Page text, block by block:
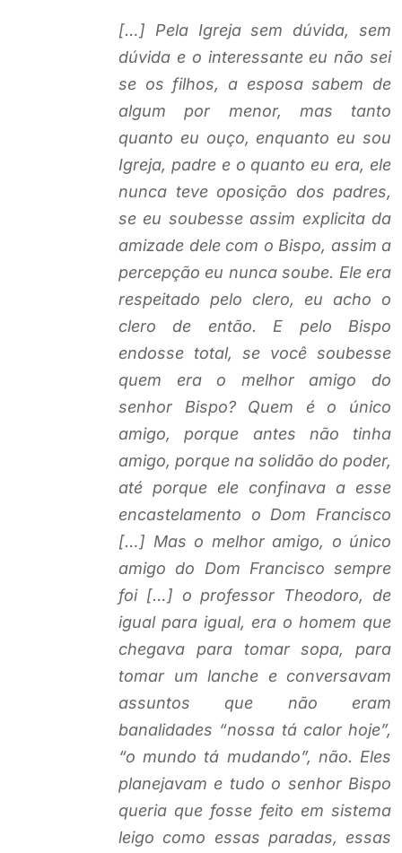
[…] Pela Igreja sem dúvida, sem
dúvida e o interessante eu não sei
se os filhos, a esposa sabem de
algum por menor, mas tanto
quanto eu ouço, enquanto eu sou
Igreja, padre e o quanto eu era, ele
nunca teve oposição dos padres,
se eu soubesse assim explicita da
amizade dele com o Bispo, assim a
percepção eu nunca soube. Ele era
respeitado pelo clero, eu acho o
clero de então. E pelo Bispo
endosse total, se você soubesse
quem era o melhor amigo do
senhor Bispo? Quem é o único
amigo, porque antes não tinha
amigo, porque na solidão do poder,
até porque ele confinava a esse
encastelamento o Dom Francisco
[…] Mas o melhor amigo, o único
amigo do Dom Francisco sempre
foi […] o professor Theodoro, de
igual para igual, era o homem que
chegava para tomar sopa, para
tomar um lanche e conversavam
assuntos que não eram
banalidades “nossa tá calor hoje”,
“o mundo tá mudando”, não. Eles
planejavam e tudo o senhor Bispo
queria que fosse feito em sistema
leigo como essas paradas, essas